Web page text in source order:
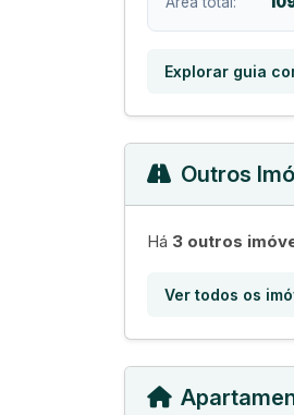
Explorar guia
Outros
Há 3 outros
Ver todos os